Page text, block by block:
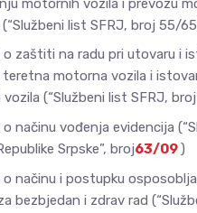
motornih vozila i prevozu
list SFRJ, broj 55/
o zaštiti na radu pri utovaru i
motorna vozila i
(“Službeni list SFRJ,
o načinu vođenja evidencija
Srpske”, broj63/09 )
o načinu i postupku
bezbjedan i zdrav rad